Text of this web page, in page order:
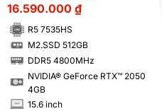
16.590.000 ₫
R5 7535HS
SSD M2.SSD 512GB
DDR5 4800MHz
NVIDIA® GeForce RTX™ 2050
4GB
INCH 15.6 inch